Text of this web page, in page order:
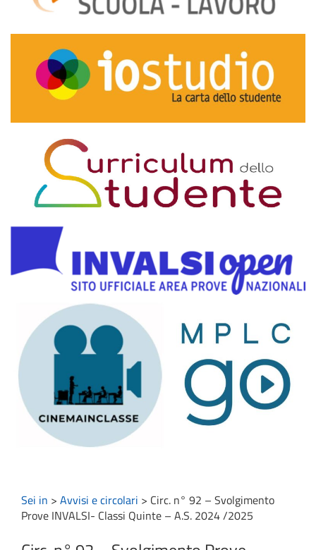
Sei in > Avvisi e circolari > Circ. n° 92 – Svolgimento
Prove INVALSI- Classi Quinte – A.S. 2024 /2025